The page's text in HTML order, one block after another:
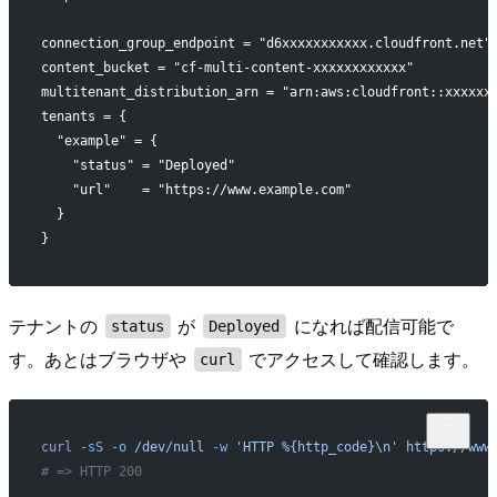
connection_group_endpoint = "d6xxxxxxxxxxx.cloudfront.net"
content_bucket = "cf-multi-content-xxxxxxxxxxxx"
multitenant_distribution_arn =
tenants = {
  "example" = {
    "status" = "Deployed"
    "url"    = "https://www.example.com"
  }
}
テナントの status が Deployed
になれば配信可能で
す。あとはブラウザや
curl でアクセスして確認します。
curl -sS -o /dev/null -w 'HTTP %{http_code}\n'
https://
# => HTTP 200